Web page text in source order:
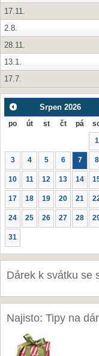
17.11.
2.8.
28.11.
13.1.
17.7.
Srpen 2026
po út st čt pá
1
3 4 5 6 7 8
10 11 12 13 14
17 18 19 20 21
24 25 26 27 28
31
Dárek k svátku se
Najisto: Tipy na